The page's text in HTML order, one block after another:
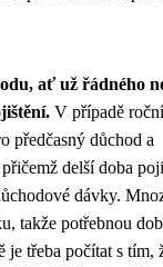
ať už řádného
V případě
předčasný důchod a
delší doba
dávky.
takže potřebnou
je třeba počítat s tím,